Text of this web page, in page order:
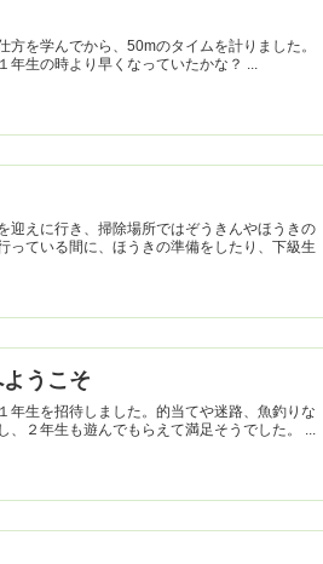
を学んでから、50mのタイムを計りました。
迎えに行き、掃除場所ではぞうきんやほうきの
っている間に、ほうきの準備をしたり、下級生
うこそ
年生を招待しました。的当てや迷路、魚釣りな